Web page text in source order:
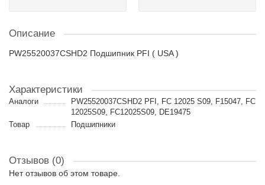
Описание
PW25520037CSHD2 Подшипник PFI ( USA )
Характеристики
Аналоги
PW25520037CSHD2 PFI, FC 12025 S09, F15047, FC
12025S09, FC12025S09, DE19475
Товар
Подшипники
Отзывов (0)
Нет отзывов об этом товаре.